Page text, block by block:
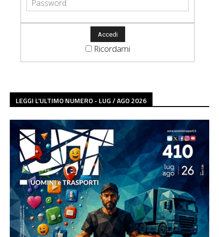
Ricordami
LEGGI L'ULTIMO NUMERO - LUG / AGO 2026